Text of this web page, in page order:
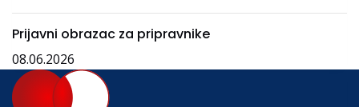
Prijavni obrazac za pripravnike
08.06.2026